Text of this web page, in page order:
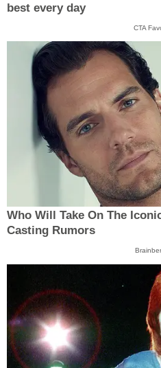
best every day
CTA
Who Will Take On The
Casting Rumors